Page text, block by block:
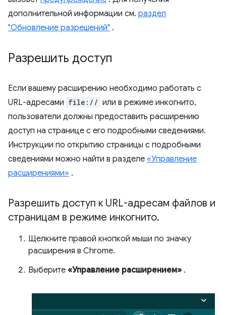
дополнительной информации см. раздел
"Обновление разрешений" .
Разрешить доступ
Если вашему расширению необходимо работать с
URL-адресами file:// или в режиме инкогнито,
пользователи должны предоставить расширению
доступ на странице с его подробными сведениями.
Инструкции по открытию страницы с подробными
сведениями можно найти в разделе «Управление
расширениями» .
Разрешить доступ к URL-адресам файлов и
страницам в режиме инкогнито.
Щелкните правой кнопкой мыши по значку
расширения в Chrome.
Выберите «Управление расширением» .